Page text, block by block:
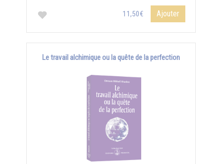
11,50€ Ajouter
Le travail alchimique ou la quête de la perfection